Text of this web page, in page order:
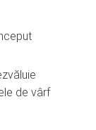
de vârf